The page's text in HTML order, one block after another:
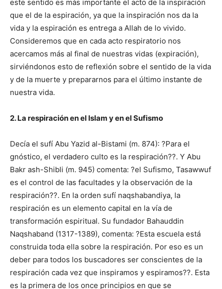
este sentido es más importante el acto de la inspiración
que el de la espiración, ya que la inspiración nos da la
vida y la espiración es entrega a Allah de lo vivido.
Consideremos que en cada acto respiratorio nos
acercamos más al final de nuestras vidas (expiración),
sirviéndonos esto de reflexión sobre el sentido de la vida
y de la muerte y prepararnos para el último instante de
nuestra vida.
2. La respiración en el Islam y en el Sufismo
Decía el sufí Abu Yazid al-Bistami (m. 874): ?Para el
gnóstico, el verdadero culto es la respiración??. Y Abu
Bakr ash-Shibli (m. 945) comenta: ?el Sufismo, Tasawwuf
es el control de las facultades y la observación de la
respiración??. En la orden sufí naqshabandiya, la
respiración es un elemento capital en la vía de
transformación espiritual. Su fundador Bahauddin
Naqshaband (1317-1389), comenta: ?Esta escuela está
construida toda ella sobre la respiración. Por eso es un
deber para todos los buscadores ser conscientes de la
respiración cada vez que inspiramos y espiramos??. Esta
es la primera de los once principios en que se